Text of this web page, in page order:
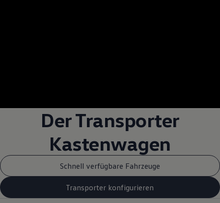
DerTransporter
Kastenwagen
Schnell verfügbare Fahrzeuge
Transporter konfigurieren